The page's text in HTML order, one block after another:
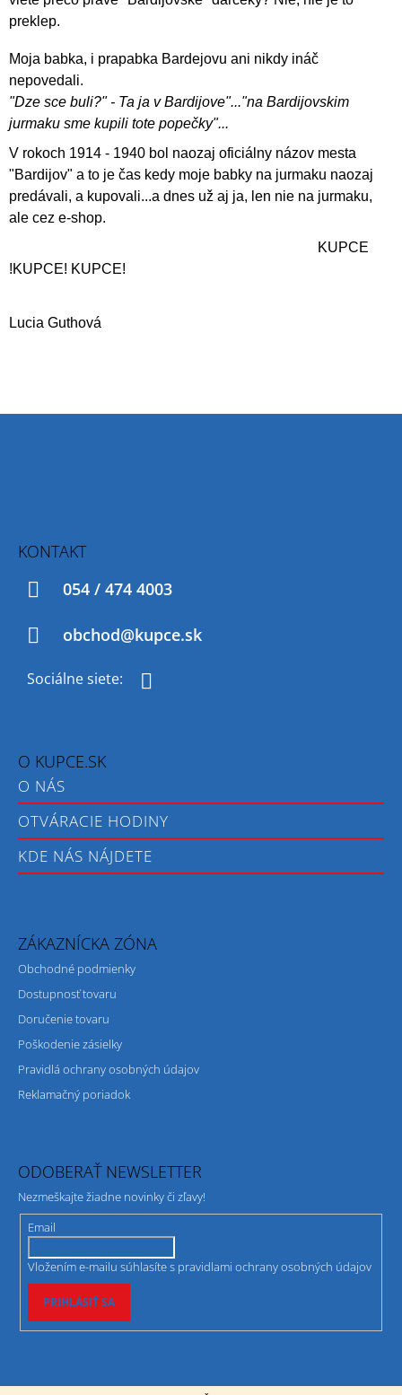
preklep.
Moja babka, i prapabka Bardejovu ani nikdy ináč
nepovedali.
"Dze sce buli?" - Ta ja v Bardijove"..."na Bardijovskim
jurmaku sme kupili tote popečky"...
V rokoch 1914 - 1940 bol naozaj oficiálny názov mesta
"Bardijov" a to je čas kedy moje babky na jurmaku naozaj
predávali, a kupovali...a dnes už aj ja, len nie na jurmaku,
ale cez e-shop.
KUPCE
!KUPCE! KUPCE!
Lucia Guthová
KONTAKT
054 / 474 4003
obchod@kupce.sk
O KUPCE.SK
O NÁS
OTVÁRACIE HODINY
KDE NÁS NÁJDETE
ZÁKAZNÍCKA ZÓNA
Obchodné podmienky
Dostupnosť tovaru
Doručenie tovaru
Poškodenie zásielky
Pravidlá ochrany osobných údajov
Reklamačný poriadok
ODOBERAŤ NEWSLETTER
Nezmeškajte žiadne novinky či zľavy!
Email
Vložením e-mailu súhlasíte s pravidlami ochrany osobných údajov
PRIHLÁSIŤ SA